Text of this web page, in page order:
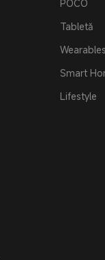
POCO
Tabletă
Wearables
Smart
Lifestyle